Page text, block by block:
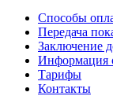
Способы
Передача
Заключение
Информация
Тарифы
Контакты